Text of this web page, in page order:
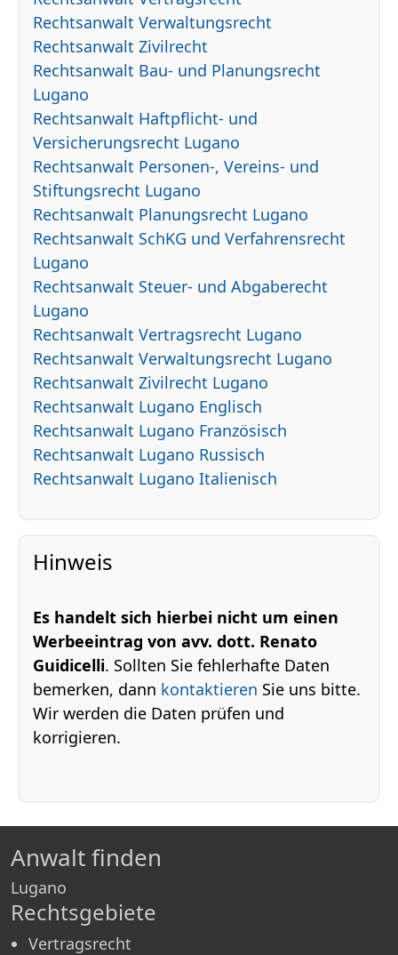
Rechtsanwalt Verwaltungsrecht
Rechtsanwalt Zivilrecht
Rechtsanwalt Bau- und Planungsrecht
Lugano
Rechtsanwalt Haftpflicht- und
Versicherungsrecht Lugano
Rechtsanwalt Personen-, Vereins- und
Stiftungsrecht Lugano
Rechtsanwalt Planungsrecht Lugano
Rechtsanwalt SchKG und Verfahrensrecht
Lugano
Rechtsanwalt Steuer- und Abgaberecht
Lugano
Rechtsanwalt Vertragsrecht Lugano
Rechtsanwalt Verwaltungsrecht Lugano
Rechtsanwalt Zivilrecht Lugano
Rechtsanwalt Lugano Englisch
Rechtsanwalt Lugano Französisch
Rechtsanwalt Lugano Russisch
Rechtsanwalt Lugano Italienisch
Hinweis
Es handelt sich hierbei nicht um einen
Werbeeintrag von avv. dott. Renato
Guidicelli. Sollten Sie fehlerhafte Daten
bemerken, dann kontaktieren Sie uns bitte.
Wir werden die Daten prüfen und
korrigieren.
Anwalt finden
Lugano
Rechtsgebiete
Vertragsrecht